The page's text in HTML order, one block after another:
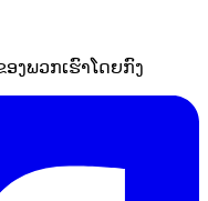
ງພວກເຮົາໂດຍກົງ